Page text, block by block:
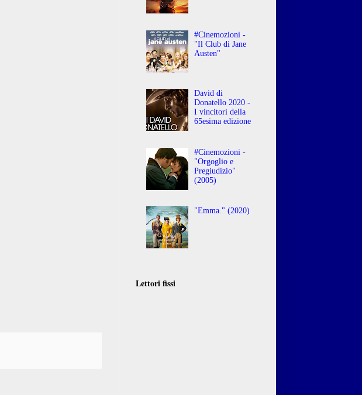
#Cinemozioni -
"Il Club di Jane
Austen"
David di
Donatello 2020 -
I vincitori della
65esima edizione
#Cinemozioni -
"Orgoglio e
Pregiudizio"
(2005)
"Emma." (2020)
Lettori fissi